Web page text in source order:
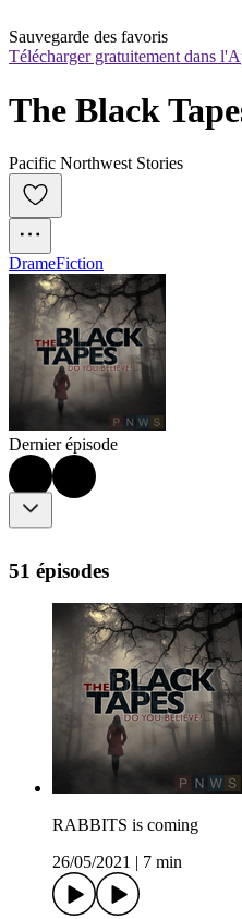
Sauvegarde des favoris
Télécharger gratuitement dans
The Black
Pacific Northwest Stories
DrameFiction
Dernier épisode
51 épisodes
RABBITS is coming
26/05/2021
7 min